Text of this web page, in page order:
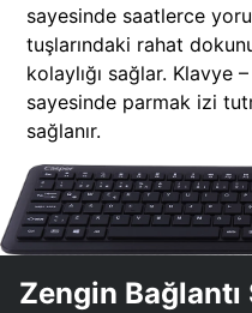
sayesinde saatlerce
tuşlarındaki rahat
kolaylığı sağlar. Klavye
sayesinde parmak izi
sağlanır.
Zengin